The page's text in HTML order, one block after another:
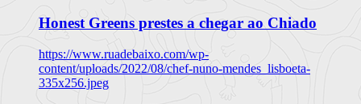
Honest Greens prestes a chegar ao Chiado
https://www.ruadebaixo.com/wp-
content/uploads/2022/08/chef-nuno-mendes_lisboeta-
335x256.jpeg